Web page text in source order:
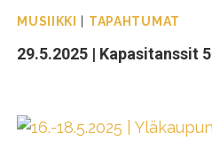
MUSIIKKI TAPAHTUMAT
29.5.2025 | Kapasitanssit 5